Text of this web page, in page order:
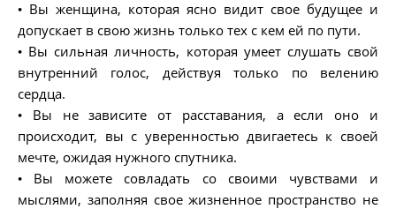
• Вы женщина, которая ясно видит свое будущее и
допускает в свою жизнь только тех с кем ей по пути.
• Вы сильная личность, которая умеет слушать свой
внутренний голос, действуя только по велению
сердца.
• Вы не зависите от расставания, а если оно и
происходит, вы с уверенностью двигаетесь к своей
мечте, ожидая нужного спутника.
• Вы можете совладать со своими чувствами и
мыслями, заполняя свое жизненное пространство не